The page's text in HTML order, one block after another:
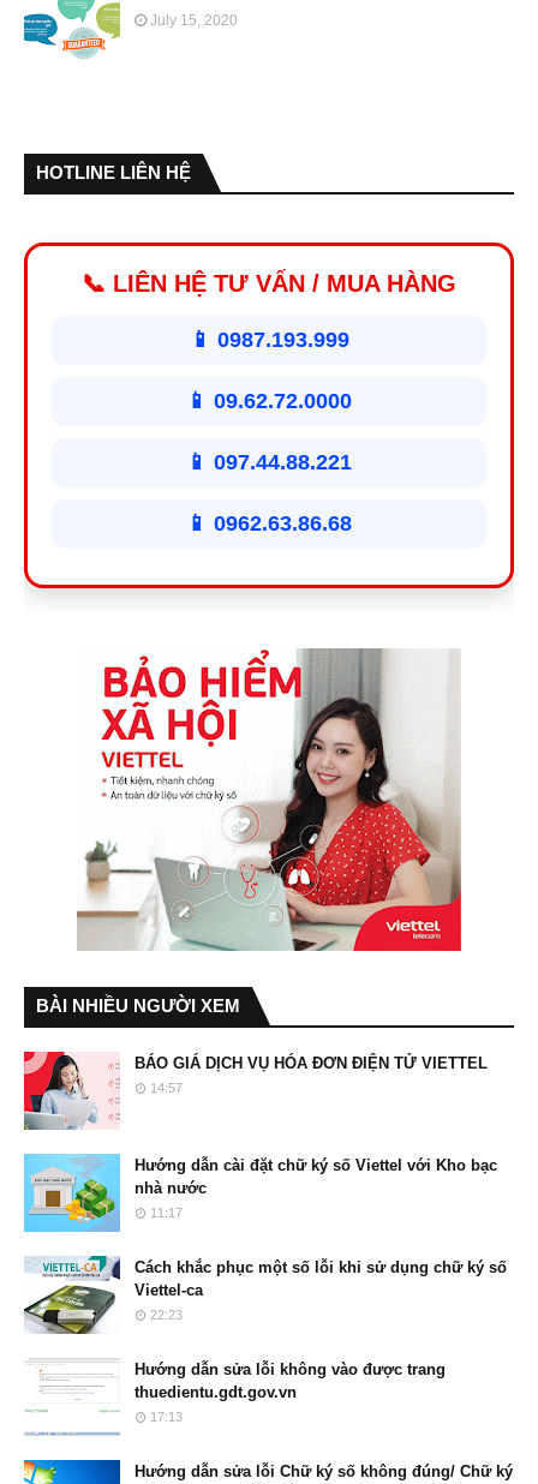
July 15, 2020
HOTLINE LIÊN HỆ
📞 LIÊN HỆ TƯ VẤN / MUA HÀNG
📱 0987.193.999
📱 09.62.72.0000
📱 097.44.88.221
📱 0962.63.86.68
BÀI NHIỀU NGƯỜI XEM
BÁO GIÁ DỊCH VỤ HÓA ĐƠN ĐIỆN TỬ VIETTEL
14:57
Hướng dẫn cài đặt chữ ký số Viettel với Kho bạc
nhà nước
11:17
Cách khắc phục một số lỗi khi sử dụng chữ ký số
Viettel-ca
22:23
Hướng dẫn sửa lỗi không vào được trang
thuedientu.gdt.gov.vn
17:13
Hướng dẫn sửa lỗi Chữ ký số không đúng/ Chữ ký